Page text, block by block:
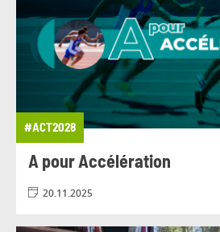
#ACT2028
A pour Accélération
20.11.2025